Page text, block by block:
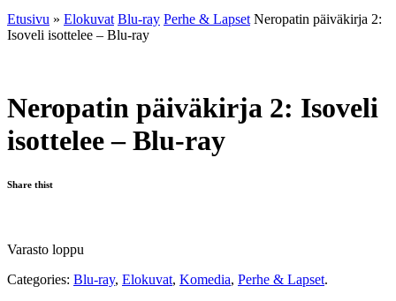
Etusivu » Elokuvat Blu-ray Perhe & Lapset Neropatin päiväkirja 2:
Isoveli isottelee – Blu-ray
Neropatin päiväkirja 2: Isoveli
isottelee – Blu-ray
Share thist
Varasto loppu
Categories: Blu-ray, Elokuvat, Komedia, Perhe & Lapset.